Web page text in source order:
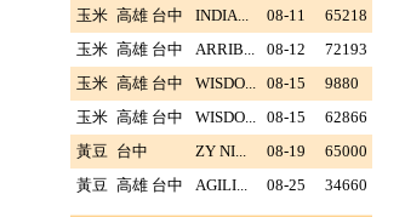
玉米 高雄 台中 INDIA... 08-11
65218
玉米 高雄 台中 ARRIB... 08-12
72193
玉米 高雄 台中 WISDO... 08-15
9880
玉米 高雄 台中 WISDO... 08-15
62866
黃豆 台中 ZY NI... 08-19
65000
黃豆 高雄 台中 AGILI... 08-25 34660